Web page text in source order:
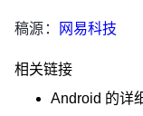
稿源： 网易科技
相关链接
Android 的详